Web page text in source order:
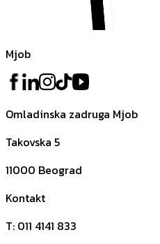
Mjob
Omladinska zadruga Mjob
Takovska 5
11000 Beograd
Kontakt
T: 011 4141 833